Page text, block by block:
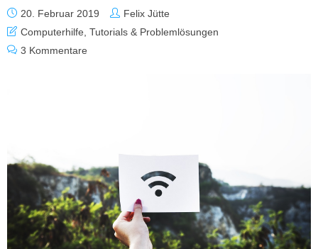
20. Februar 2019
Felix Jütte
Computerhilfe, Tutorials & Problemlösungen
3 Kommentare